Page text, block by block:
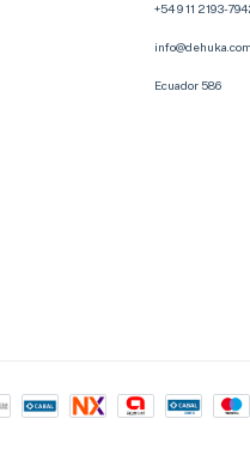
+54 9 11 2193-
info@dehuka.com
Ecuador 586